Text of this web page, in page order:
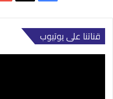
قناتنا على يوتيوب